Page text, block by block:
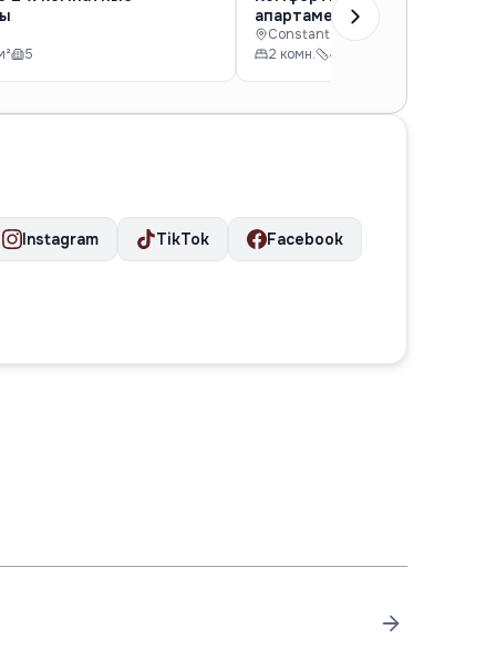
5
апартаменты
Constanta
2 комн.
44 м²
Instagram TikTok Facebook